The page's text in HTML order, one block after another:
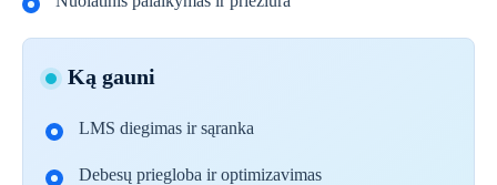
Ką gauni
LMS diegimas ir sąranka
Debesų priegloba ir optimizavimas